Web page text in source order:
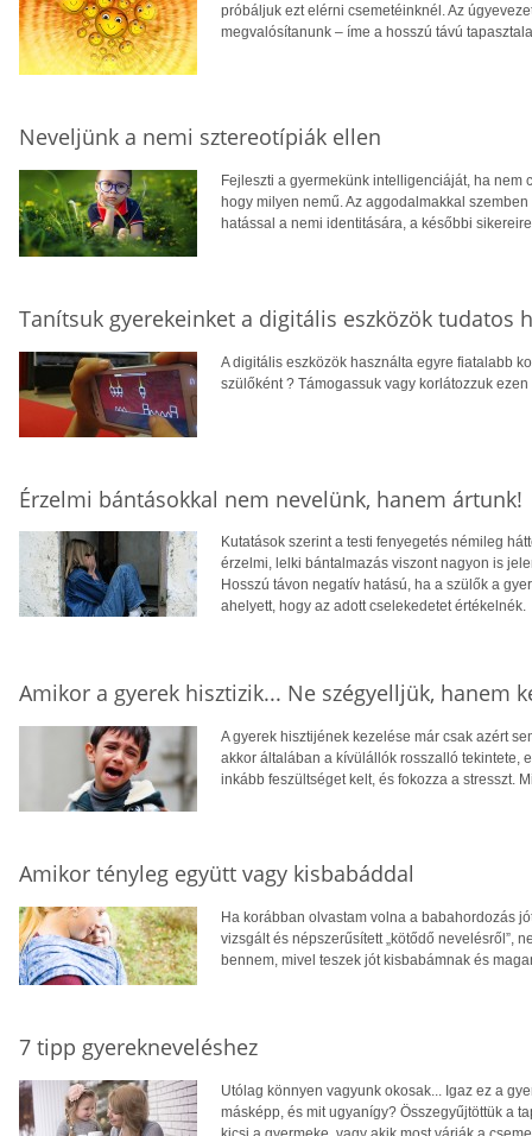
próbáljuk ezt elérni csemetéinknél. Az
megvalósítanunk – íme a hosszú távú
Neveljünk a nemi sztereotípiák ellen
Fejleszti a gyermekünk intelligenciáját, ha nem
hogy milyen nemű. Az aggodalmakkal
hatással a nemi identitására, a későbbi
Tanítsuk gyerekeinket a digitális eszközök tudatos
A digitális eszközök használta egyre fiatalabb
szülőként ? Támogassuk vagy korlátozzuk
Érzelmi bántásokkal nem nevelünk, hanem ártunk!
Kutatások szerint a testi fenyegetés némileg
érzelmi, lelki bántalmazás viszont nagyon is
Hosszú távon negatív hatású, ha a szülők a
ahelyett, hogy az adott cselekedetet értékelnék.
Amikor a gyerek hisztizik... Ne szégyelljük, hanem
A gyerek hisztijének kezelése már csak azért
akkor általában a kívülállók rosszalló tekintete,
inkább feszültséget kelt, és fokozza a stresszt.
Amikor tényleg együtt vagy kisbabáddal
Ha korábban olvastam volna a babahordozás
vizsgált és népszerűsített „kötődő nevelésről”,
bennem, mivel teszek jót kisbabámnak és
7 tipp gyerekneveléshez
Utólag könnyen vagyunk okosak... Igaz ez a
másképp, és mit ugyanígy? Összegyűjtöttük a